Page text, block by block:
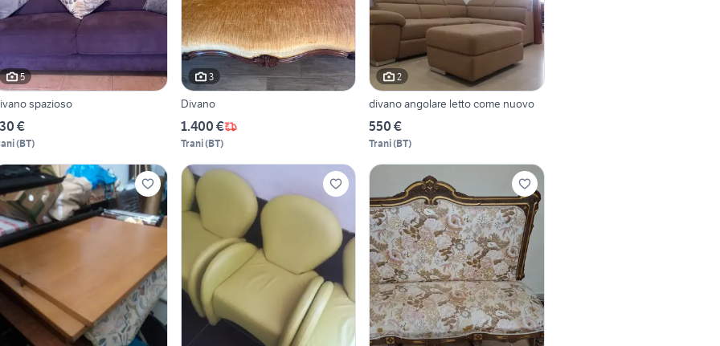
5
spazioso
€
(BT)
3
Divano
1.400 €
Trani(BT)
2
divano angolare letto come nuovo
550 €
Trani(BT)